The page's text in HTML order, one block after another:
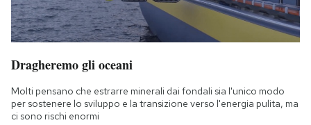
Area Personale
Newsletter
Notifiche mobile
Hai bisogno di aiuto?
Esci
Dragheremo gli oceani
Molti pensano che estrarre minerali dai fondali sia l'unico modo
per sostenere lo sviluppo e la transizione verso l'energia pulita, ma
ci sono rischi enormi